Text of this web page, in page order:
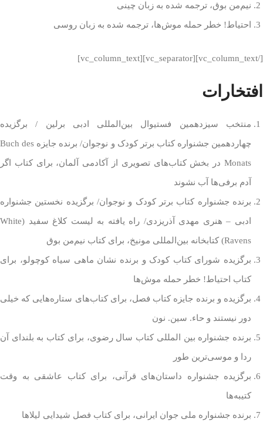
نیم‌من بوق، ترجمه شده به زبان چینی
احتیاط! خطر حمله موش‌ها، ترجمه شده به زبان روسی
[/vc_column_text][vc_separator][vc_column_text]
افتخارات
منتخب سیزدهمین فستیوال بین‌المللی ادبی برلین / برگزیده
چهاردهمین جشنواره کتاب برتر کودک و نوجوان/ برنده جایزه Buch des
Monats در بخش کتاب‌های تصویری از آکادمی آلمان، برای کتاب اگر
آدم برفی‌ها آب نشوند
برنده جشنواره کتاب برتر کودک و نوجوان/ برگزیده نخستین جشنواره
ادبی – هنری مهدی آذریزدی/ راه یافته به لیست کلاغ سفید (White
Ravens) کتابخانه بین‌المللی مونیخ، برای کتاب نیم‌من بوق
برگزیده شورای کتاب کودک و برنده نشان ماهی سیاه کوچولو، برای
کتاب احتیاط! خطر حمله موش‌ها
برگزیده و برنده جایزه کتاب فصل، برای کتاب‌های ستاره‌هایی که خیلی
دور نیستند و حاء. سین. نون
برنده جشنواره بین المللی کتاب سال رضوی، برای کتاب به بلندای آن
ردا و موسی‌ترین طور
برگزیده جشنواره داستان‌های قرآنی، برای کتاب عاشقی به وقت
کتیبه‌ها
برنده جشنواره ملی جوان ایرانی، برای کتاب فصل شیدایی لیلاها